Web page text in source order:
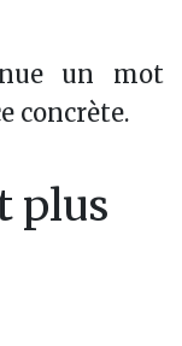
un mot
concrète.
plus